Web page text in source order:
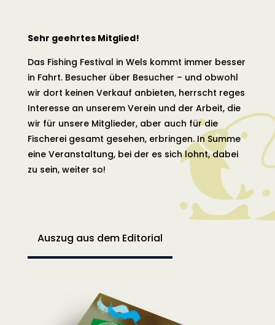
Sehr geehrtes Mitglied!
Das Fishing Festival in Wels kommt immer besser
in Fahrt. Besucher über Besucher – und obwohl
wir dort keinen Verkauf anbieten, herrscht reges
Interesse an unserem Verein und der Arbeit, die
wir für unsere Mitglieder, aber auch für die
Fischerei gesamt gesehen, erbringen. In Summe
eine Veranstaltung, bei der es sich lohnt, dabei
zu sein, weiter so!
Auszug aus dem Editorial